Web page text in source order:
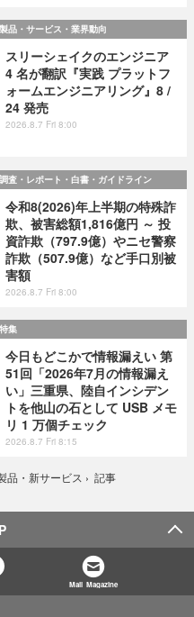
製品・サービス・業界動向
スリーシェイクのエンジニア
4 名が翻訳『実践 プラットフ
ォームエンジニアリング』8 /
24 発売
2026.8.7 Fri 8:00
調査・レポート・白書・ガイドライン
令和8(2026)年上半期の特殊詐
欺、被害総額1,816億円 ～ 投
資詐欺（797.9億）やニセ警察
詐欺（507.9億）など手口別被
害額
2026.8.7 Fri 8:00
特集
今日もどこかで情報漏えい 第
51回「2026年7月の情報漏え
い」三重県、陸自インシデン
トを他山の石として USB メモ
リ 1 万個チェック
2026.8.7 Fri 8:15
品・新サービス › 記事
Mail Magazine